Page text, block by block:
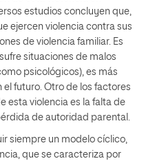
estudios concluyen que,
ejercen violencia contra sus
de violencia familiar. Es
situaciones de malos
psicológicos), es más
futuro. Otro de los factores
esta violencia es la falta de
de autoridad parental.
siempre un modelo cíclico,
que se caracteriza por